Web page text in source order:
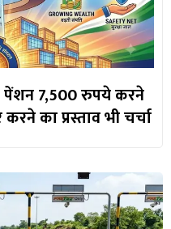
पेंशन 7,500 रुपये करने
का प्रस्ताव भी चर्चा